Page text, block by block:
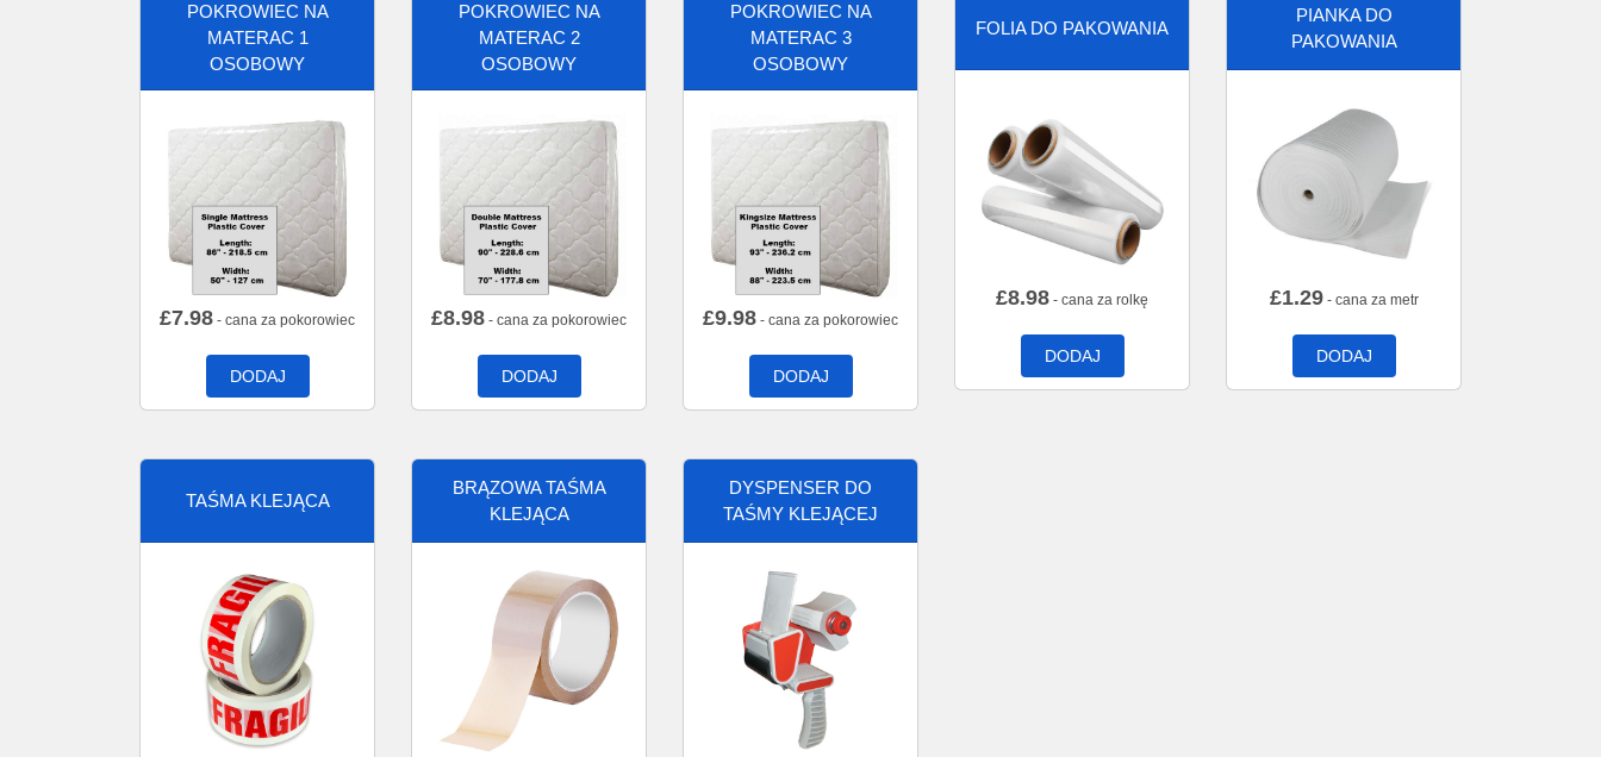
POKROWIEC NA
MATERAC 1
OSOBOWY
£7.98 - cana za pokorowiec
DODAJ
POKROWIEC NA
MATERAC 2
OSOBOWY
£8.98 - cana za pokorowiec
DODAJ
POKROWIEC NA
MATERAC 3
OSOBOWY
£9.98 - cana za pokorowiec
DODAJ
FOLIA DO PAKOWANIA
£8.98 - cana za rolkę
DODAJ
PIANKA DO
PAKOWANIA
£1.29- cana za metr
DODAJ
TAŚMA KLEJĄCA
BRĄZOWA TAŚMA
KLEJĄCA
DYSPENSER DO
TAŚMY KLEJĄCEJ